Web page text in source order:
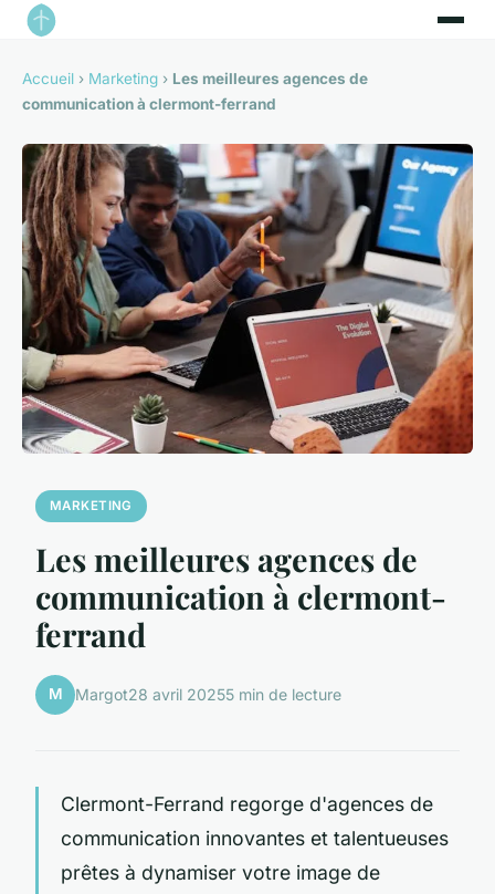
Accueil › Marketing › Les meilleures agences de
communication à clermont-ferrand
MARKETING
Les meilleures agences de
communication à clermont-
ferrand
M Margot28 avril 20255 min de lecture
Clermont-Ferrand regorge d'agences de
communication innovantes et talentueuses
prêtes à dynamiser votre image de